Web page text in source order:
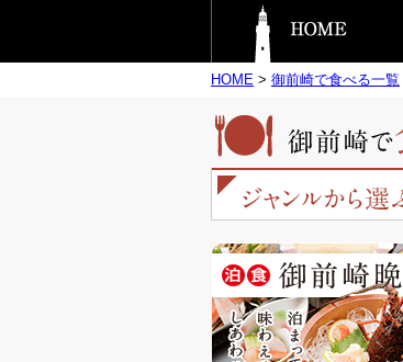
HOME > 御前崎で食べる一覧